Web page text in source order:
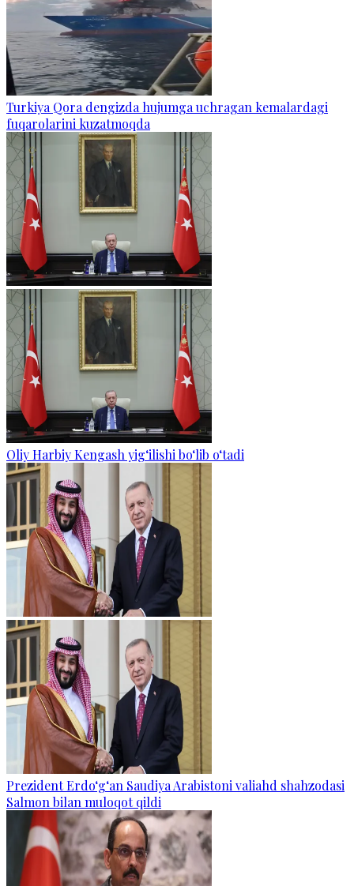
Turkiya Qora dengizda hujumga uchragan kemalardagi
fuqarolarini kuzatmoqda
Oliy Harbiy Kengash yig‘ilishi bo‘lib o‘tadi
Prezident Erdo‘g‘an Saudiya Arabistoni valiahd shahzodasi
Salmon bilan muloqot qildi